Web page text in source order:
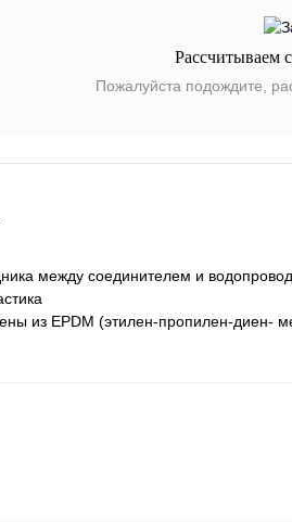
Рассчитываем
Пожалуйста подождите,
между соединителем и
из EPDM (этилен-пропилен-